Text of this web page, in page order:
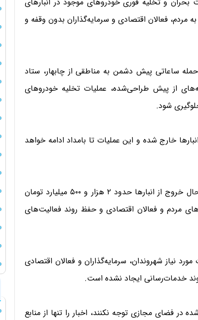
فعالان اقتصادی و سرمایه‌گذاران بدون وقفه و
ساعاتی پیش دشمن به مناطقی از چابهار، ستاد
از پیش طراحی‌شده، عملیات تخلیه خودروهای
شود.
۳۰۰ دستگاه خودرو از انبارها خارج شده و این عملیات تا بامداد ادامه خواهد
اربابی با بیان اینکه ارزش مجموع ۴۰۰ دستگاه خودروی در حال خروج از انبارها حدود ۲ هزار و ۵۰۰ میلیارد تومان
مردم و فعالان اقتصادی و حفظ روند فعالیت‌های
نیاز شهروندان، سرمایه‌گذاران و فعالان اقتصادی
خدمات‌رسانی ایجاد نشده است.
فضای مجازی توجه نکنند، اخبار را تنها از منابع